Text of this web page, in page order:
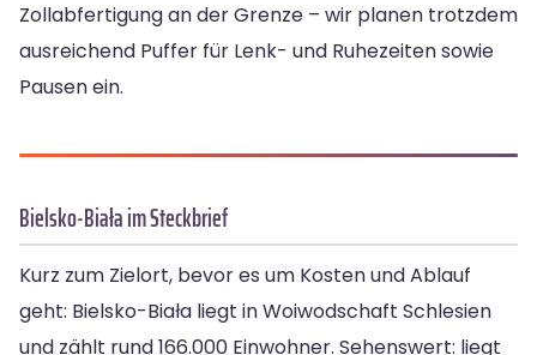
Zollabfertigung an der Grenze – wir planen trotzdem
ausreichend Puffer für Lenk- und Ruhezeiten sowie
Pausen ein.
Bielsko-Biała im Steckbrief
Kurz zum Zielort, bevor es um Kosten und Ablauf
geht: Bielsko-Biała liegt in Woiwodschaft Schlesien
und zählt rund 166.000 Einwohner. Sehenswert: liegt